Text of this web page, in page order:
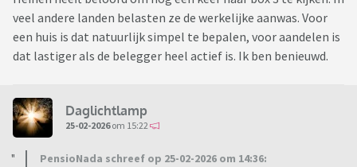
veel andere landen belasten ze de werkelijke aanwas. Voor
een huis is dat natuurlijk simpel te bepalen, voor aandelen is
dat lastiger als de belegger heel actief is. Ik ben benieuwd.
Daglichtlamp
25-02-2026om 15:22
PensioNada schreef op 25-02-2026 om 14:36: